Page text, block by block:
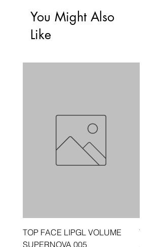
You Might Also
Like
TOP FACE LIPGL VOLUME
SUPERNOVA 005
Traka
20